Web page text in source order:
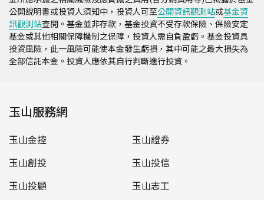
經理公司/有關發行機構匯入款，解付作業時依受託
人牌告之買入匯率為準。
轉換：基金轉換時，其不同幣別間之兌換，以國內外
基金經理公司/有關發行機構作業所定之匯率為準；
境內基金不接受不同計價幣別基金之轉換。
一般(單筆)信託：於約定書簽訂後，按受託人及基
金經理公司/有關發行機構規定，前收型基金於申
購時一次給付；後收型基金申購時無需支付手續
費，於贖回時依產品信託期間之長短給付遞延申購
公開說明書或投資人須知中，投資人可至公開資訊觀測站或基金資
訊觀測站查閱。基金並非存款，基金投資不受存款保險、保險安定
基金或其他相關保障機制之保障，投資人需自負盈虧。基金投資具
投資風險，此一風險可能使本金發生虧損，其中可能之最大損失為
全部信託本金。投資人應依其自行判斷進行投資。
玉山服務網
玉山金控
玉山證券
玉山創投
玉山投信
玉山投顧
玉山志工